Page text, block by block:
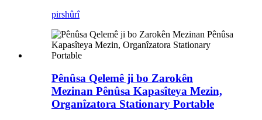
pirshûrî
Pênûsa Qelemê ji bo Zarokên
Mezinan Pênûsa Kapasîteya Mezin,
Organîzatora Stationary Portable